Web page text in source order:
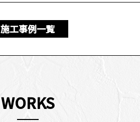
施工事例一覧
WORKS